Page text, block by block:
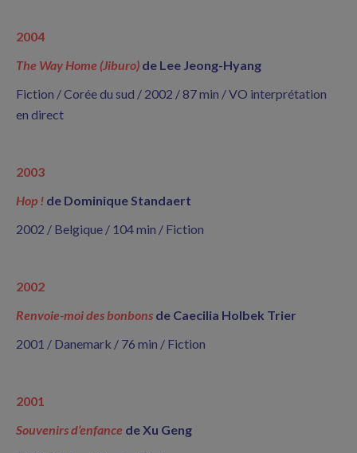
2004
The Way Home (Jiburo) de Lee Jeong-Hyang
Fiction / Corée du sud / 2002 / 87 min / VO interprétation
en direct
2003
Hop ! de Dominique Standaert
2002 / Belgique / 104 min / Fiction
2002
Renvoie-moi des bonbons de Caecilia Holbek Trier
2001 / Danemark / 76 min / Fiction
2001
Souvenirs d’enfance de Xu Geng